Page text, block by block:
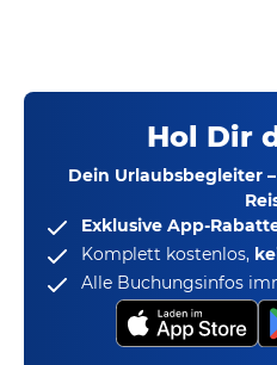
Hol Dir
Dein Urlaubsbegleiter
Exklusive App-
Komplett kostenlos,
Alle Buchungsinfos